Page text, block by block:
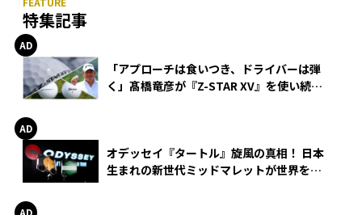
特集記事
「アプローチは食いつき、ドライバーは弾
く」髙橋竜彦が『Z-STAR XV』を使い続け
オデッセイ『タートル』旋風の真相！ 日本
生まれの新世代ミッドマレットが世界を席